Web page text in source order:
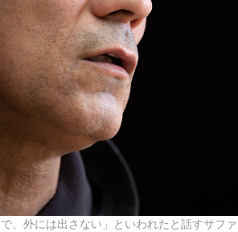
、外には出さない」といわれたと話すサフ